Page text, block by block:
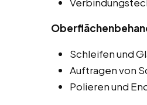
Schleifen und
Auftragen von
Polieren und